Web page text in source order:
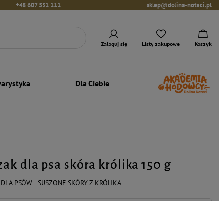
+48 607 551 111 sklep@dolina-noteci.pl
Zaloguj się Listy zakupowe Koszyk
Dla Ciebie
dla psa skóra królika 150 g
PSÓW - SUSZONE SKÓRY Z KRÓLIKA